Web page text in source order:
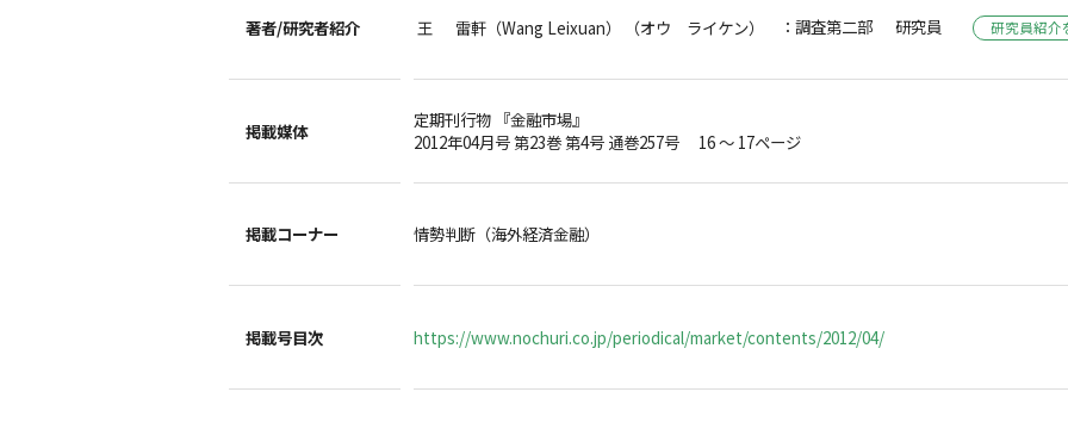
著者/研究者紹介 王 雷軒（Wang Leixuan） （オウ ライケン） ：調査第二部 研究員 研究員紹介
掲載媒体
定期刊行物 『金融市場』
2012年04月号 第23巻 第4号 通巻257号 16 ～ 17ページ
掲載コーナー 情勢判断（海外経済金融）
掲載号目次 https://www.nochuri.co.jp/periodical/market/contents/2012/04/